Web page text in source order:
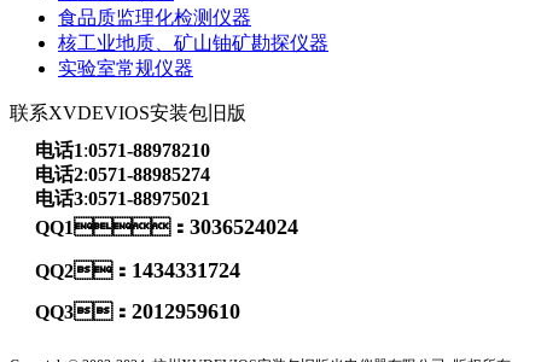
食品质监理化检测仪器
核工业地质、矿山铀矿勘探仪器
实验室常规仪器
联系XVDEVIOS安装包旧版
电话1:0571-88978210
电话2:0571-88985274
电话3:0571-88975021
QQ1： 3036524024
QQ2： 1434331724
QQ3： 2012959610